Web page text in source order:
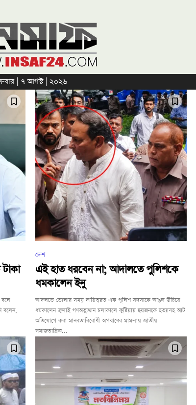
| ৭ আগস্ট | ২০২৬
বলে
বলেন,
দেশ
এই হাত ধরবেন না; আদালতে পুলিশকে
ধমকালেন ইনু
আদলতে তোলার সময় দায়িত্বরত এক পুলিশ সদস্যকে আঙুল উঁচিয়ে
ধমকালেন জুলাই গণঅভ্যুত্থান চলাকালে কুষ্টিয়ায় ছয়জনকে হত্যাসহ আট
অভিযোগে করা মানবতাবিরোধী অপরাধের মামলায় জাতীয়
সমাজতান্ত্রিক...